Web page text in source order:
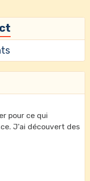
pour ce qui
J'ai découvert des